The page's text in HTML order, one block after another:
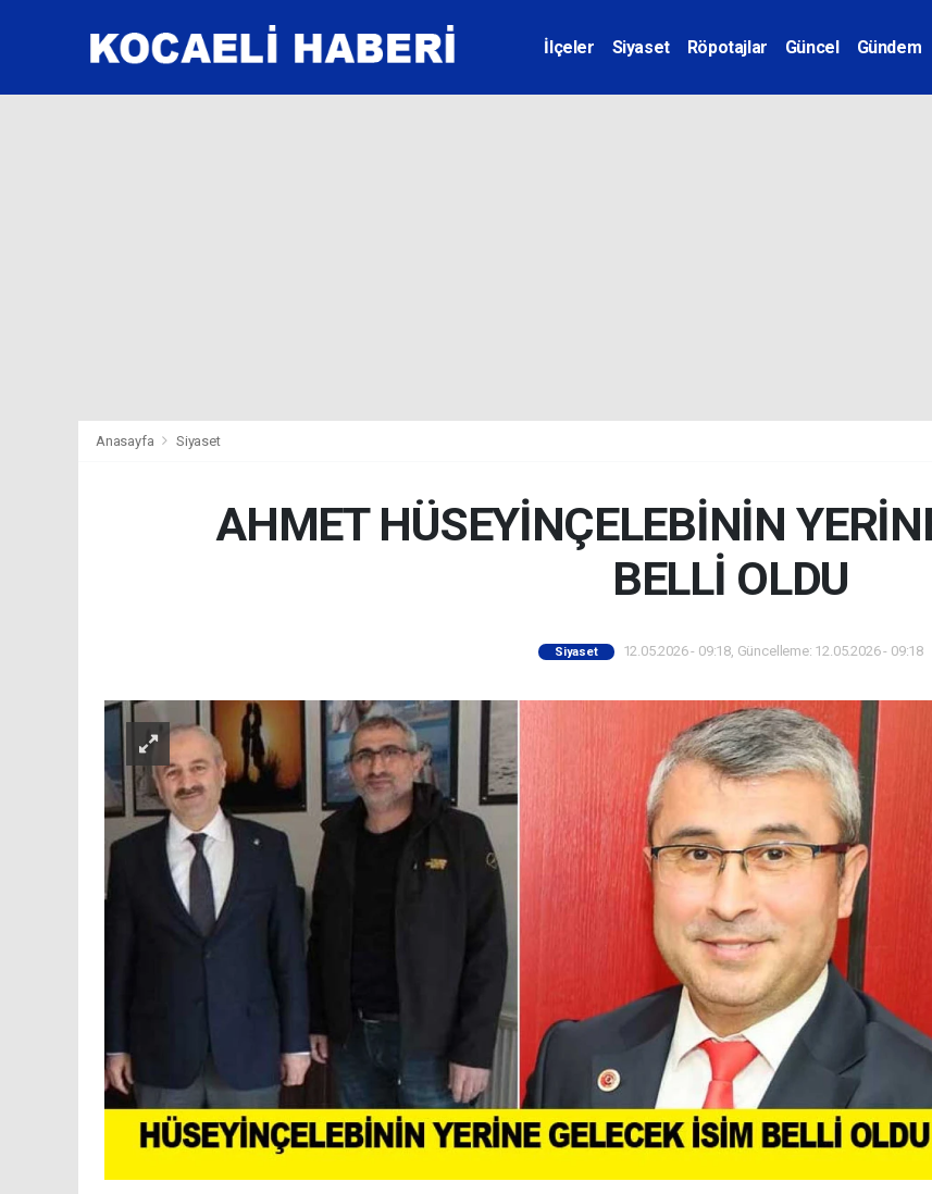
İlçeler Siyaset Röpotajlar Güncel Gündem
Anasayfa Siyaset
AHMET HÜSEYİNÇELEBİNİN
BELLİ OLDU
Siyaset 12.05.2026 - 09:18, Güncelleme: 12.05.2026 - 09:18